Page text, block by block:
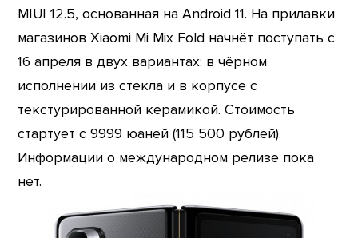
MIUI 12.5, основанная на Android 11. На прилавки
магазинов Xiaomi Mi Mix Fold начнёт поступать с
16 апреля в двух вариантах: в чёрном
исполнении из стекла и в корпусе с
текстурированной керамикой. Стоимость
стартует с 9999 юаней (115 500 рублей).
Информации о международном релизе пока
нет.